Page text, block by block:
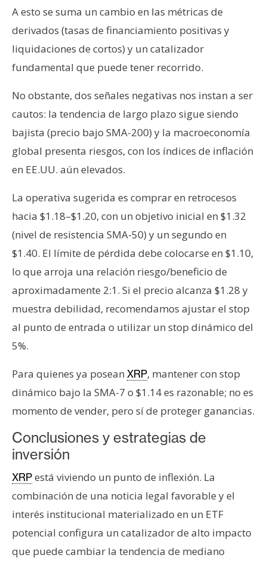
A esto se suma un cambio en las métricas de
derivados (tasas de financiamiento positivas y
liquidaciones de cortos) y un catalizador
fundamental que puede tener recorrido.
No obstante, dos señales negativas nos instan a ser
cautos: la tendencia de largo plazo sigue siendo
bajista (precio bajo SMA-200) y la macroeconomía
global presenta riesgos, con los índices de inflación
en EE.UU. aún elevados.
La operativa sugerida es comprar en retrocesos
hacia $1.18–$1.20, con un objetivo inicial en $1.32
(nivel de resistencia SMA-50) y un segundo en
$1.40. El límite de pérdida debe colocarse en $1.10,
lo que arroja una relación riesgo/beneficio de
aproximadamente 2:1. Si el precio alcanza $1.28 y
muestra debilidad, recomendamos ajustar el stop
al punto de entrada o utilizar un stop dinámico del
5%.
Para quienes ya posean XRP, mantener con stop
dinámico bajo la SMA-7 o $1.14 es razonable; no es
momento de vender, pero sí de proteger ganancias.
Conclusiones y estrategias de
inversión
XRPestá viviendo un punto de inflexión. La
combinación de una noticia legal favorable y el
interés institucional materializado en un ETF
potencial configura un catalizador de alto impacto
que puede cambiar la tendencia de mediano